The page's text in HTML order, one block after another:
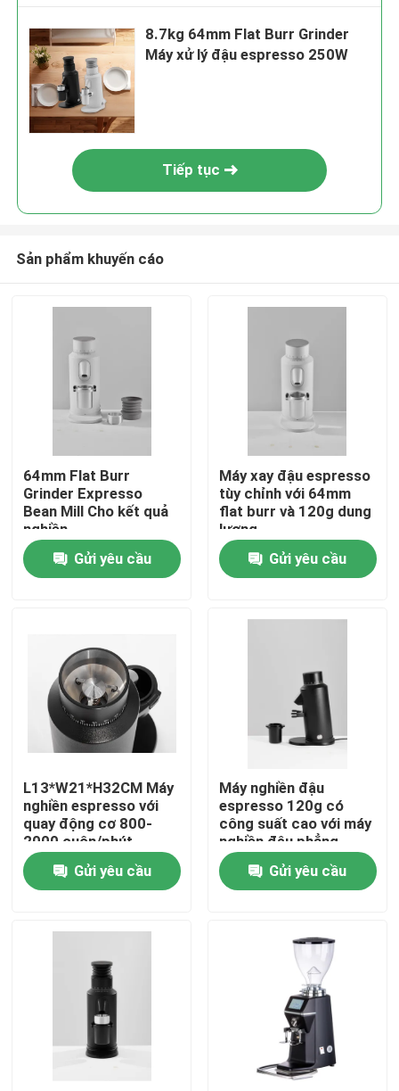
Nhà
Hướng dẫn VR
Về chúng tôi
Tham quan nhà máy
Kiểm soát chất lượng
Các trường hợp
Máy xay hạt cà phê
8.7kg 64mm Flat Burr Grinder
Máy xử lý đậu espresso 250W
Tiếp tục
Sản phẩm khuyến cáo
64mm Flat Burr
Grinder Expresso
Bean Mill Cho kết quả
nghiền
Gửi yêu cầu
Máy xay đậu espresso
tùy chỉnh với 64mm
flat burr và 120g dung
lượng
Gửi yêu cầu
L13*W21*H32CM Máy
nghiền espresso với
quay động cơ 800-
2000 cuộn/phút
Gửi yêu cầu
Máy nghiền đậu
espresso 120g có
công suất cao với máy
nghiền đậu phẳng
64mm và công suất
300W
Gửi yêu cầu